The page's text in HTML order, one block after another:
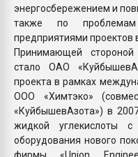
энергосбережением и
также по проблемам
предприятиями проектов
Принимающей
стало ОАО
проекта в рамках
ООО «Химтэко»
«КуйбышевАзота») в
жидкой углекислоты с
оборудования нового
фирмы «Union